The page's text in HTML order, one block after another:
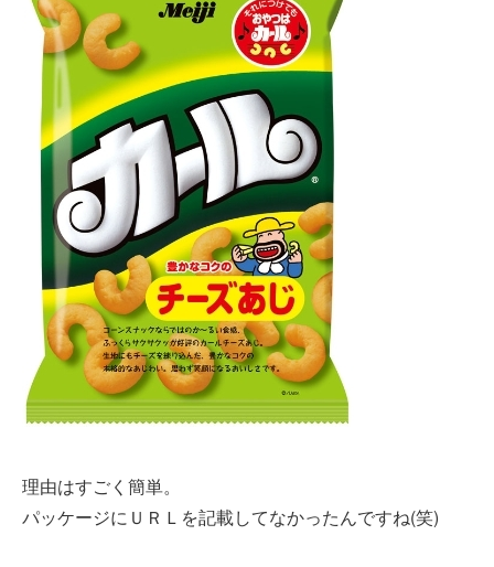
理由はすごく簡単。
パッケージにＵＲＬを記載してなかったんですね(笑)